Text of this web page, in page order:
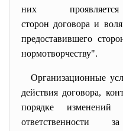
них
сторон договора и воля
предоставившего
нормотворчеству".
Организационные
действия договора,
порядке
ответственности